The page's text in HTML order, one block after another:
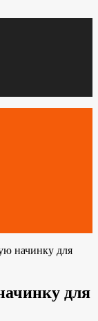
начинку для
для